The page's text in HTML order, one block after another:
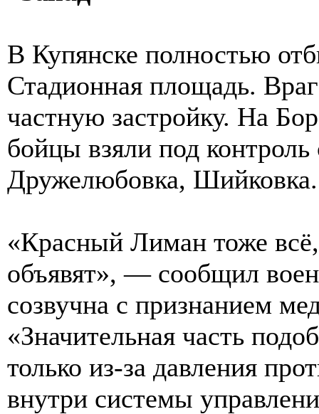
В Купянске полностью
Стадионная площадь.
частную застройку. На
бойцы взяли под
Дружелюбовка, Шийковка.
«Красный Лиман тоже
объявят», — сообщил
созвучна с признанием
«Значительная часть
только из-за давления
внутри системы